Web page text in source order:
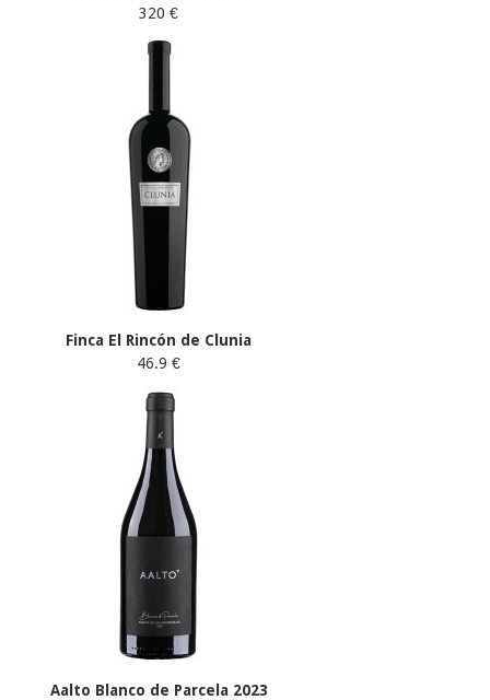
320 €
Finca El Rincón de Clunia
46.9 €
Aalto Blanco de Parcela 2023